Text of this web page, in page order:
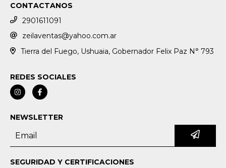
CONTACTANOS
2901611091
zeilaventas@yahoo.com.ar
Tierra del Fuego, Ushuaia, Gobernador Felix Paz N° 793
REDES SOCIALES
NEWSLETTER
SEGURIDAD Y CERTIFICACIONES